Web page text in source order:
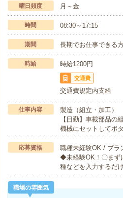
曜日頻度 月～金
時間 08:30～17:15
期間 長期でお仕事できる
時給 時給1200円
交通費
交通費規定内支給
仕事内容
製造（組立・加工）
【日勤】車載部品の
機械にセットしてボ
応募資格
職種未経験OK / ブラ
◆未経験OK！〇まず
種などを入力するだ
職場の雰囲気